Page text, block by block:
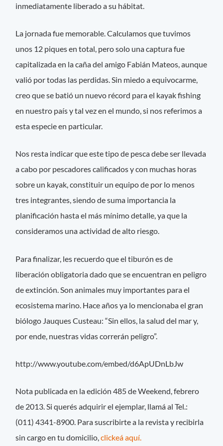
inmediatamente liberado a su hábitat.
La jornada fue memorable. Calculamos que tuvimos
unos 12 piques en total, pero solo una captura fue
capitalizada en la caña del amigo Fabián Mateos, aunque
valió por todas las perdidas. Sin miedo a equivocarme,
creo que se batió un nuevo récord para el kayak fishing
en nuestro país y tal vez en el mundo, si nos referimos a
esta especie en particular.
Nos resta indicar que este tipo de pesca debe ser llevada
a cabo por pescadores calificados y con muchas horas
sobre un kayak, constituir un equipo de por lo menos
tres integrantes, siendo de suma importancia la
planificación hasta el más mínimo detalle, ya que la
consideramos una actividad de alto riesgo.
Para finalizar, les recuerdo que el tiburón es de
liberación obligatoria dado que se encuentran en peligro
de extinción. Son animales muy importantes para el
ecosistema marino. Hace años ya lo mencionaba el gran
biólogo Jauques Custeau: “Sin ellos, la salud del mar y,
por ende, nuestras vidas correrán peligro”.
http://www.youtube.com/embed/d6ApUDnLbJw
Nota publicada en la edición 485 de Weekend, febrero
de 2013. Si querés adquirir el ejemplar, llamá al Tel.:
(011) 4341-8900. Para suscribirte a la revista y recibirla
sin cargo en tu domicilio,clickeá aquí.